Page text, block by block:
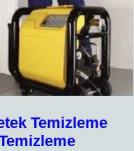
Temizleme